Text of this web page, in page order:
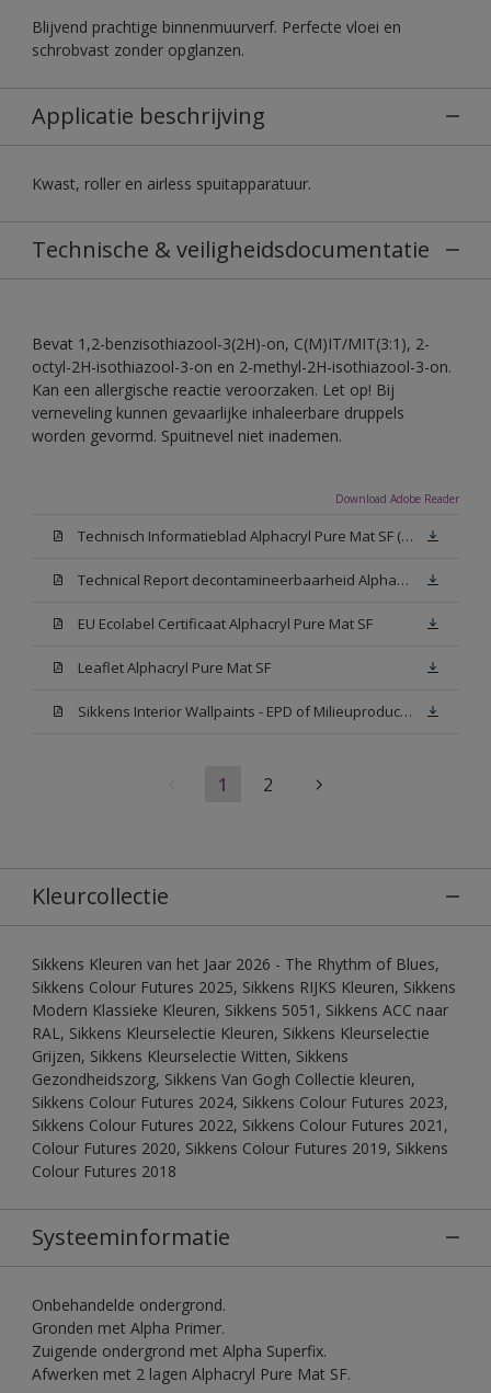
Blijvend prachtige binnenmuurverf. Perfecte vloei en
schrobvast zonder opglanzen.
Applicatie beschrijving
Kwast, roller en airless spuitapparatuur.
Technische & veiligheidsdocumentatie
Bevat 1,2-benzisothiazool-3(2H)-on, C(M)IT/MIT(3:1), 2-
octyl-2H-isothiazool-3-on en 2-methyl-2H-isothiazool-3-on.
Kan een allergische reactie veroorzaken. Let op! Bij
verneveling kunnen gevaarlijke inhaleerbare druppels
worden gevormd. Spuitnevel niet inademen.
Download Adobe Reader
Technisch Informatieblad Alphacryl Pure Mat SF (New Livery) (PDF)
Technical Report decontamineerbaarheid Alphacryl Pure Mat SF
EU Ecolabel Certificaat Alphacryl Pure Mat SF
Leaflet Alphacryl Pure Mat SF
Sikkens Interior Wallpaints - EPD of Milieuproductverklaring
1 2
Kleurcollectie
Sikkens Kleuren van het Jaar 2026 - The Rhythm of Blues,
Sikkens Colour Futures 2025, Sikkens RIJKS Kleuren, Sikkens
Modern Klassieke Kleuren, Sikkens 5051, Sikkens ACC naar
RAL, Sikkens Kleurselectie Kleuren, Sikkens Kleurselectie
Grijzen, Sikkens Kleurselectie Witten, Sikkens
Gezondheidszorg, Sikkens Van Gogh Collectie kleuren,
Sikkens Colour Futures 2024, Sikkens Colour Futures 2023,
Sikkens Colour Futures 2022, Sikkens Colour Futures 2021,
Colour Futures 2020, Sikkens Colour Futures 2019, Sikkens
Colour Futures 2018
Systeeminformatie
Onbehandelde ondergrond.
Gronden met Alpha Primer.
Zuigende ondergrond met Alpha Superfix.
Afwerken met 2 lagen Alphacryl Pure Mat SF.